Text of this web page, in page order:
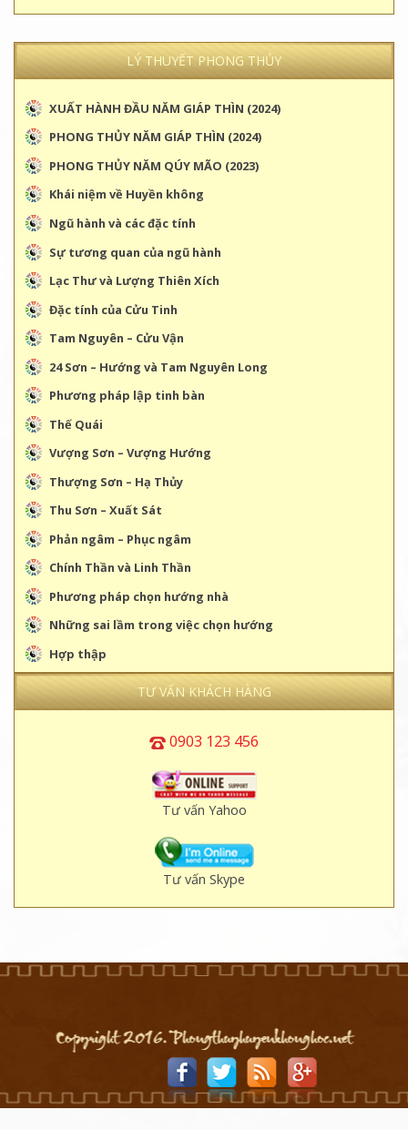
LÝ THUYẾT PHONG THỦY
XUẤT HÀNH ĐẦU NĂM GIÁP THÌN (2024)
PHONG THỦY NĂM GIÁP THÌN (2024)
PHONG THỦY NĂM QÚY MÃO (2023)
Khái niệm về Huyền không
Ngũ hành và các đặc tính
Sự tương quan của ngũ hành
Lạc Thư và Lượng Thiên Xích
Đặc tính của Cửu Tinh
Tam Nguyên – Cửu Vận
24 Sơn – Hướng và Tam Nguyên Long
Phương pháp lập tinh bàn
Thế Quái
Vượng Sơn – Vượng Hướng
Thượng Sơn – Hạ Thủy
Thu Sơn – Xuất Sát
Phản ngâm – Phục ngâm
Chính Thần và Linh Thần
Phương pháp chọn hướng nhà
Những sai lầm trong việc chọn hướng
Hợp thập
TƯ VẤN KHÁCH HÀNG
0903 123 456
Tư vấn Yahoo
Tư vấn Skype